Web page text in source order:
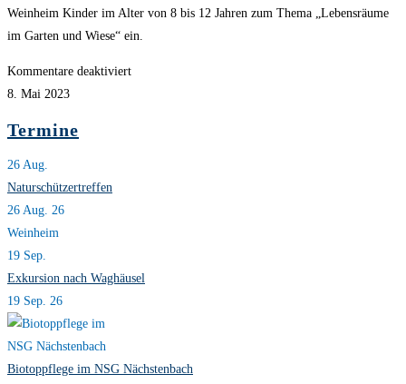
Weinheim Kinder im Alter von 8 bis 12 Jahren zum Thema „Lebensräume
im Garten und Wiese“ ein.
Kommentare deaktiviertfür
8. Mai 2023
Termine
26 Aug.
Naturschützertreffen
26 Aug. 26
Weinheim
19 Sep.
Exkursion nach Waghäusel
19 Sep. 26
Biotoppflege im NSG Nächstenbach